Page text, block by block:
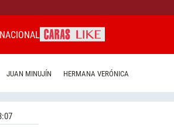
JUAN MINUJÍN HERMANA VERÓNICA